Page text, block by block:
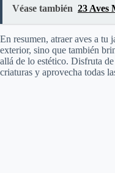
Véase también 23 Aves
En resumen, atraer aves a tu
exterior, sino que también
allá de lo estético. Disfruta
criaturas y aprovecha todas